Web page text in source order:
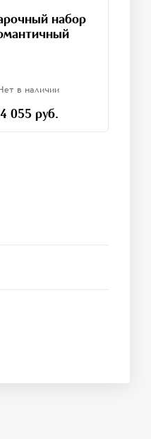
набор
в наличии
4 055 руб.